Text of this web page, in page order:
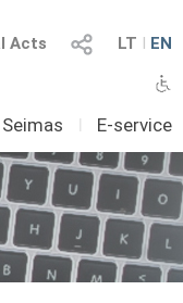
LT I EN
Acts
I E-service